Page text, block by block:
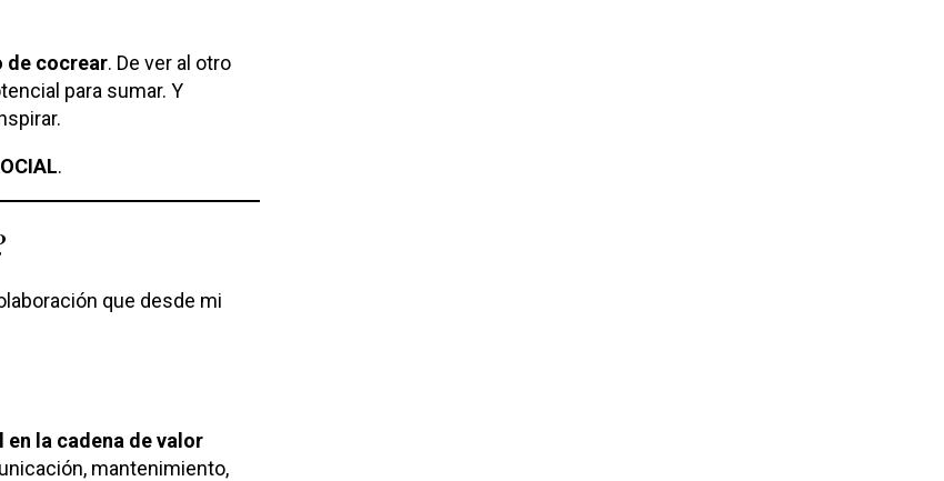
de cocrear. De ver al otro
para sumar. Y
.
que desde mi
la cadena de valor
mantenimiento,